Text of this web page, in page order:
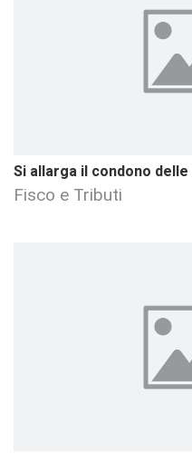
Si allarga il condono
Fisco e Tributi